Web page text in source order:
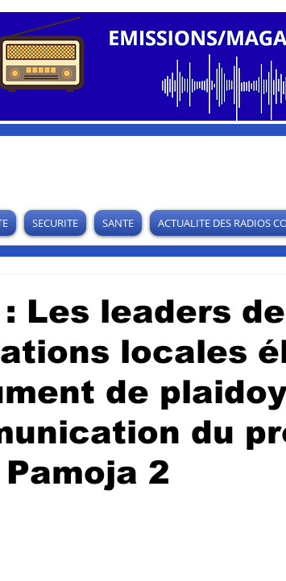
SECURITE SANTE ACTUALITE DES RADIOS
Les leaders
locales
de
du
2